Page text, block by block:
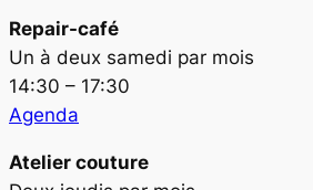
Repair-café
Un à deux samedi par mois
14:30 – 17:30
Agenda
Atelier couture